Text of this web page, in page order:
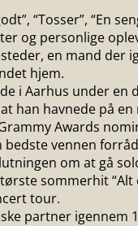
“Tosser”, “En
og personlige
en mand der
hjem.
i Aarhus under en
han havnede på
Awards
bedste vennen
om at gå
sommerhit
tour.
partner igennem